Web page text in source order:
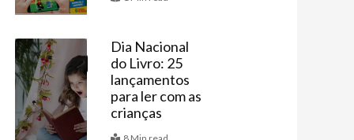
Educação
Dia Nacional
do Livro: 25
lançamentos
para ler com as
crianças